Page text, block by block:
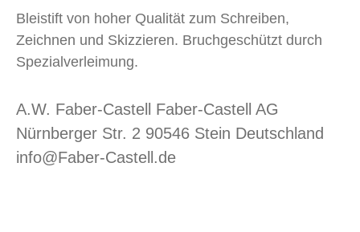
Bleistift von hoher Qualität zum Schreiben,
Zeichnen und Skizzieren. Bruchgeschützt durch
Spezialverleimung.
A.W. Faber-Castell Faber-Castell AG
Nürnberger Str. 2 90546 Stein Deutschland
info@Faber-Castell.de